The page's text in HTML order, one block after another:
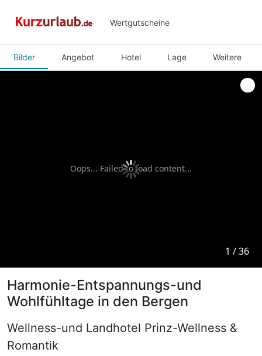
Wertgutscheine
Bilder Angebot Hotel Lage Weitere
Harmonie-Entspannungs-und
Wohlfühltage in den Bergen
Wellness-und Landhotel Prinz-Wellness &
Romantik
Oops... Failed to load content...
1 /36
1 /36